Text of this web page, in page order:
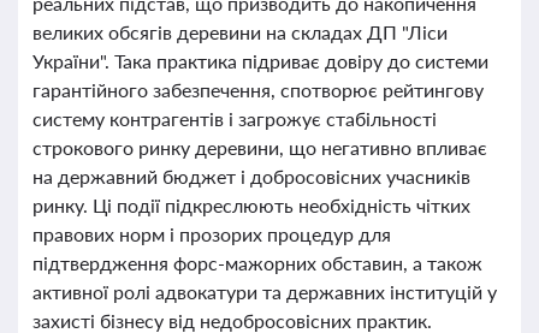
великих обсягів деревини на складах ДП "Ліси
України". Така практика підриває довіру до системи
гарантійного забезпечення, спотворює рейтингову
систему контрагентів і загрожує стабільності
строкового ринку деревини, що негативно впливає
на державний бюджет і добросовісних учасників
ринку. Ці події підкреслюють необхідність чітких
правових норм і прозорих процедур для
підтвердження форс-мажорних обставин, а також
активної ролі адвокатури та державних інституцій у
захисті бізнесу від недобросовісних практик.